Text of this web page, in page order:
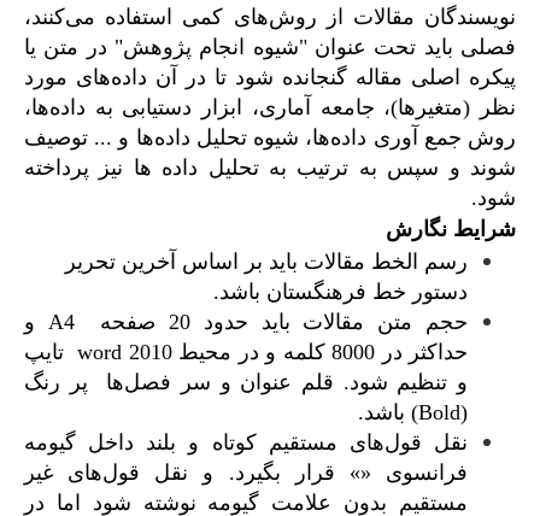
نویسندگان مقالات از روش‌های کمی استفاده می‌کنند،
فصلی باید تحت عنوان "شیوه انجام پژوهش" در متن یا
پیکره اصلی مقاله گنجانده شود تا در آن داده‌های مورد
نظر (متغیر‌ها)، جامعه آماری، ابزار دستیابی به داده‌ها،
روش جمع آوری داده‌ها، شیوه تحلیل داده‌ها و ... توصیف
شوند و سپس به ترتیب به تحلیل داده ها نیز پرداخته
شود.
شرایط نگارش
رسم الخط مقالات باید بر اساس آخرین تحریر
دستور خط فرهنگستان باشد.
حجم متن مقالات باید حدود 20 صفحه A4 و
حداکثر در 8000 کلمه و در محیط 2010 word تایپ
و تنظیم شود. قلم عنوان و سر فصل‌ها پر رنگ
(Bold) باشد.
نقل قول‌های مستقیم کوتاه و بلند داخل گیومه
فرانسوی «» قرار بگیرد. و نقل قول‌‌‌‌های غیر
مستقیم بدون علامت گیومه نوشته شود اما در